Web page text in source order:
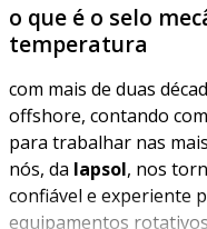
o que é o selo
temperatura
com mais de duas
offshore, contando
para trabalhar nas
nós, da lapsol, nos
confiável e experiente
equipamentos